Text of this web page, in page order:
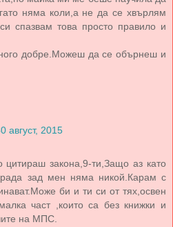
няма коли,а не да се хвърлям
спазвам това просто правило и
добре.Можеш да се обърнеш и
август, 2015
цитираш закона,9-ти,Защо аз като
зад мен няма никой.Карам с
би и ти си от тях,освен
част ,които са без книжки и
на МПС.